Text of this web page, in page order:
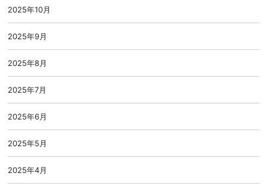
2025年10月
2025年9月
2025年8月
2025年7月
2025年6月
2025年5月
2025年4月